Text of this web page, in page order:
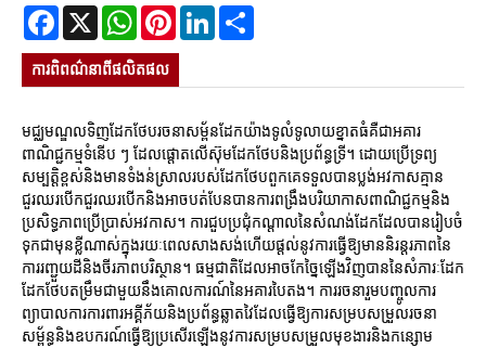
Facebook
X WhatsAppPinterestLinkedIn
ការ​ពិពណ៌នា​ពី​ផលិតផល
មជ្ឈមណ្ឌលទិញដែកថែបរចនាសម្ព័នដែកយ៉ាងទូលំទូលាយខ្នាតធំគឺជាអគារ
ពាណិជ្ជកម្មទំនើប ៗ ដែលផ្តោតលើស៊ុមដែកថែបនិងប្រព័ន្ធទ្រី។ ដោយប្រើទ្រព្យ
សម្បត្តិខ្ពស់និងមានទំងន់ស្រាលរបស់ដែកថែបពួកគេទទួលបានប្លង់អវកាសគ្មាន
ជួរឈរបើកជួរឈរបើកនិងអាចបត់បែនបានការពង្រឹងបរិយាកាសពាណិជ្ជកម្មនិង
ប្រសិទ្ធភាពប្រើប្រាស់អវកាស។ ការជួបប្រជុំកណ្ដាលនៃសំណង់ដែកដែលបានរៀបចំ
ទុកជាមុនខ្លីណាស់ក្នុងរយៈពេលសាងសង់ហើយផ្តល់នូវការធ្វើឱ្យមាននិរន្តរភាពនៃ
ការរញ្ជួយដីនិងចីរភាពបរិស្ថាន។ ធម្មជាតិដែលអាចកែច្នៃឡើងវិញបាននៃសំភារៈដែក
ដែកថែបតម្រឹមជាមួយនឹងគោលការណ៍នៃអគារបៃតង។ ការរចនារួមបញ្ចូលការ
ព្យាបាលការការពារអគ្គីភ័យនិងប្រព័ន្ធឆ្លាតវៃដែលធ្វើឱ្យការសម្របសម្រួលរចនា
សម្ព័ន្ធនិងឧបករណ៍ធ្វើឱ្យប្រសើរឡើងនូវការសម្របសម្រួលមុខងារនិងកន្សោម